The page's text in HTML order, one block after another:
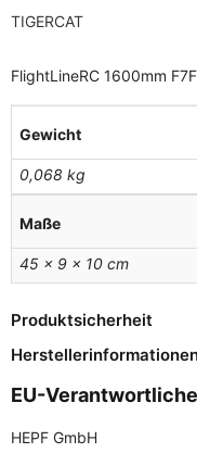
TIGERCAT
FlightLineRC 1600mm
Gewicht
0,068 kg
Maße
45 × 9 × 10 cm
Produktsicherheit
EU-
HEPF GmbH